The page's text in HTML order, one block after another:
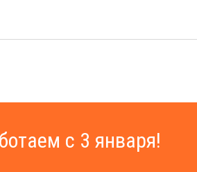
с 3 января!